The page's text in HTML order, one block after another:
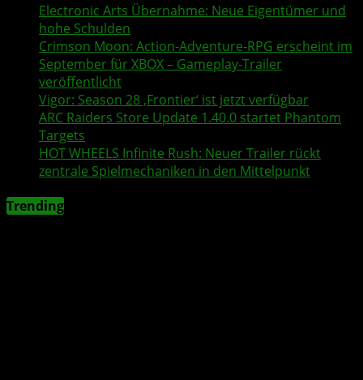
Electronic Arts Übernahme: Neue Eigentümer und
hohe Schulden
Crimson Moon: Action-Adventure-RPG erscheint im
September für XBOX – Gameplay-Trailer
veröffentlicht
Vigor: Season 28 ‚Frontier‘ ist jetzt verfügbar
ARC Raiders Store Update 1.40.0 startet Phantom
Targets
HOT WHEELS Infinite Rush: NeuerTrailer rückt
zentrale Spielmechaniken in den Mittelpunkt
Trending